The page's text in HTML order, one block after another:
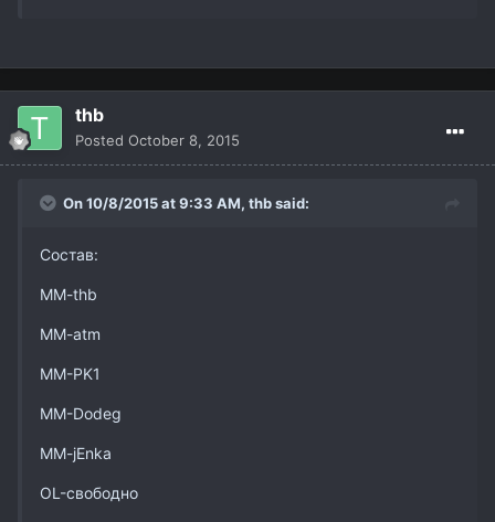
thb
Posted October 8, 2015
On 10/8/2015 at 9:33 AM, thbsaid:
Состав:
MM-thb
MM-atm
MM-PK1
MM-Dodeg
MM-jEnka
OL-свободно